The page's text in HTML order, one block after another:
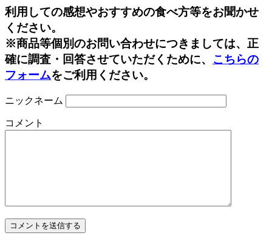
利用しての感想やおすすめの食べ方等をお聞かせ
ください。
※商品等個別のお問い合わせにつきましては、正
確に調査・回答させていただくために、 こちらの
フォームをご利用ください。
ニックネーム
コメント